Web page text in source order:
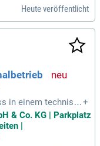
Heute veröffentlicht
in einem technisch
weisen eine kaufm
mit relevanter B
und praktische Erf
+
& Co. KG | Parkplatz
|